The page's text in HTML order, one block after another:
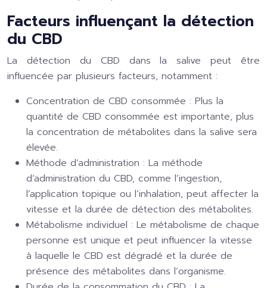
Facteurs influençant la détection
du CBD
La détection du CBD dans la salive peut être
influencée par plusieurs facteurs, notamment :
Concentration de CBD consommée : Plus la
quantité de CBD consommée est importante, plus
la concentration de métabolites dans la salive sera
élevée.
Méthode d’administration : La méthode
d’administration du CBD, comme l’ingestion,
l’application topique ou l’inhalation, peut affecter la
vitesse et la durée de détection des métabolites.
Métabolisme individuel : Le métabolisme de chaque
personne est unique et peut influencer la vitesse
à laquelle le CBD est dégradé et la durée de
présence des métabolites dans l’organisme.